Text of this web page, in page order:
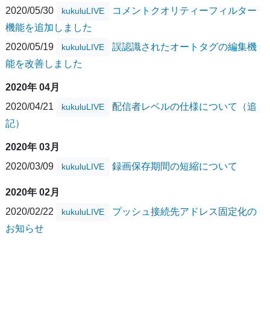
2020/05/30
kukuluLIVE
コメントクオリティーフィルター
機能を追加しました
2020/05/19
kukuluLIVE
誤認識されたオートタグの編集機
能を改善しました
2020年 04月
2020/04/21
kukuluLIVE
配信者レベルの仕様について（追
記）
2020年 03月
2020/03/09
kukuluLIVE 録画保存期間の短縮について
2020年 02月
2020/02/22
kukuluLIVE
プッシュ接続先アドレス固定化の
お知らせ